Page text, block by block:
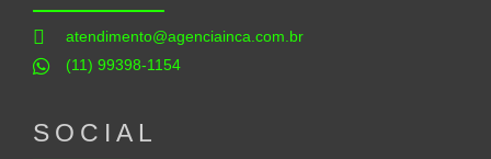
atendimento@agenciainca.com.br
(11) 99398-1154
SOCIAL